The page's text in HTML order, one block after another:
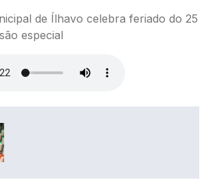
de Ílhavo celebra feriado do 25
especial